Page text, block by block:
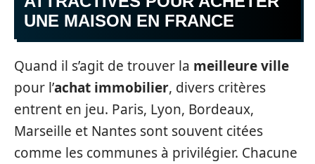
UNE MAISON EN FRANCE
Quand il s’agit de trouver la meilleure ville
pour l’achat immobilier, divers critères
entrent en jeu. Paris, Lyon, Bordeaux,
Marseille et Nantes sont souvent citées
comme les communes à privilégier. Chacune